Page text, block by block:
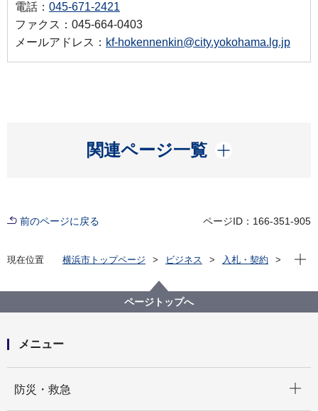
電話： 045-671-2421
ファクス：045-664-0403
メールアドレス： kf-hokennenkin@city.yokohama.lg.jp
関連ページ一覧
開く
前のページに戻る ページID：166-351-905
現在位置 横浜市トップページ ビジネス
入札・契約
【入札結果公表】令和２年度国保健康だより作成業務
委託
現在
ページトップへ
メニュー
防災・救急